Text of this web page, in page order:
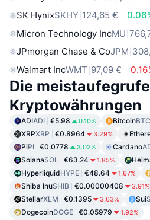
SK HynixSKHY 124,65 €
Micron Technology IncMU
JPmorgan Chase & CoJPM
Walmart IncWMT 97,09 €
Die
Kryptowährungen
ADIADI €5.98 0.10% BitcoinBTC
XRPXRP €0.8964 3.29%
PiPI €0.0778 3.02% Cardano
SolanaSOL €63.24 1.85%
HyperliquidHYPE €48.64 1.67%
Shiba InuSHIB €0.00000408 3.91%
StellarXLM €0.1395 3.63% Sui
DogecoinDOGE €0.05979 1.92%